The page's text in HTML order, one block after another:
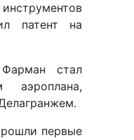
патент на
стал
аэроплана,
первые